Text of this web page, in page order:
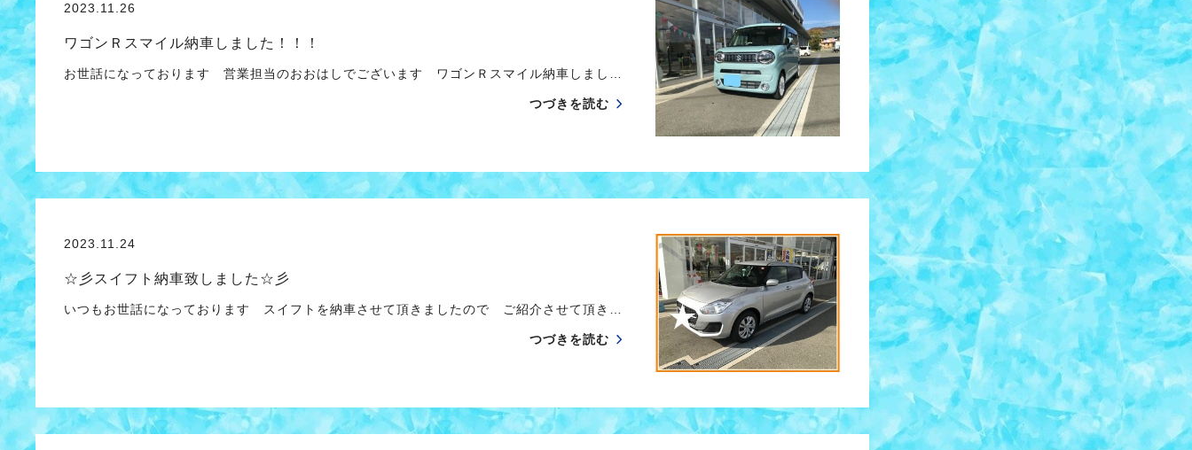
2023.11.26
ワゴンＲスマイル納車しました！！！
お世話になっております 営業担当のおおはしでございます ワゴンＲスマイル納車しまし…
つづきを読む
2023.11.24
☆彡スイフト納車致しました☆彡
いつもお世話になっております スイフトを納車させて頂きましたので ご紹介させて頂き…
つづきを読む